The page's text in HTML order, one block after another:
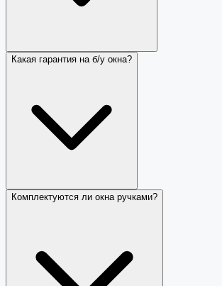
Какая гарантия на б/у окна?
Комплектуются ли окна ручками?